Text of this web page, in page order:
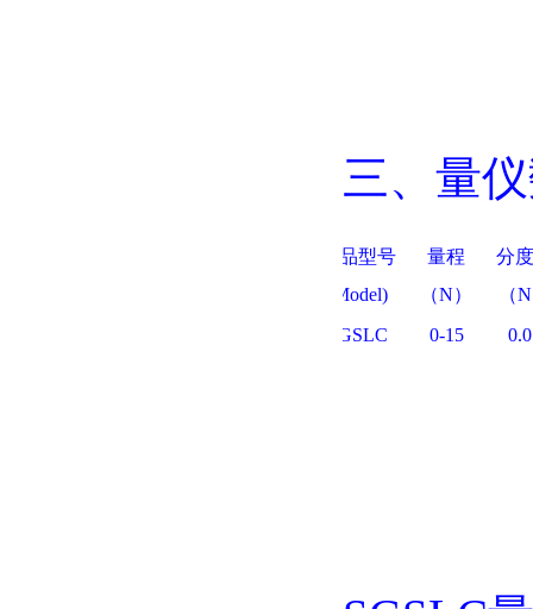
三、量
产品型号
(Model)
量程
（N）
分
（
SGSLC
0-15